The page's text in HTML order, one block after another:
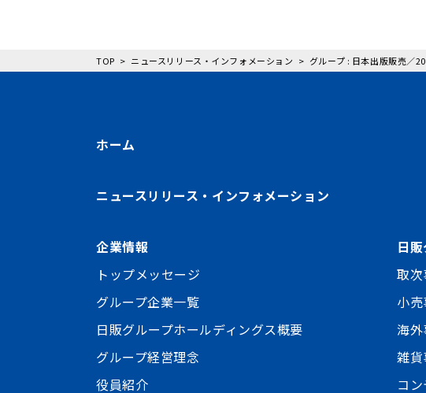
TOP ニュースリリース・インフォメーション グループ : 日本出版販売／
ホーム
ニュースリリース・インフォメーション
企業情報
トップメッセージ
グループ企業一覧
日販グループホールディングス概要
グループ経営理念
役員紹介
日
取
小
海
雑
コ